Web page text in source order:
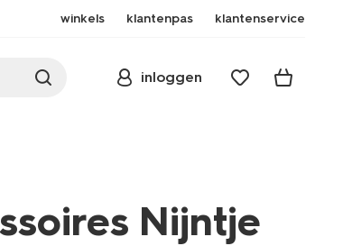
winkels klantenpas klantenservice
inloggen
Nijntje